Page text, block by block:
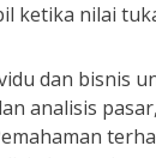
ketika nilai
dan bisnis
analisis